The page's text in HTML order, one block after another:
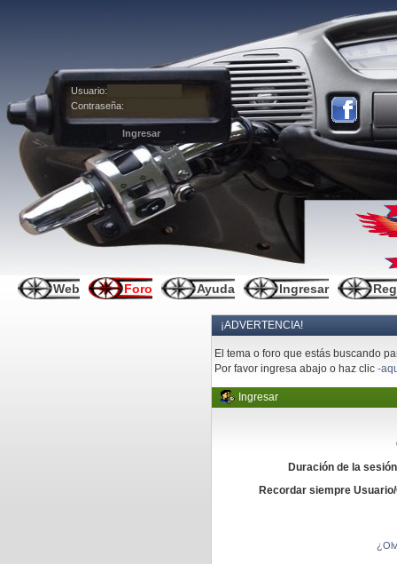
Usuario:
Contraseña:
Web Foro Ayuda Ingresar
¡ADVERTENCIA!
El tema o foro que estás buscando
Por favor ingresa abajo o haz clic-
Ingresar
Duración de la
Recordar siempre